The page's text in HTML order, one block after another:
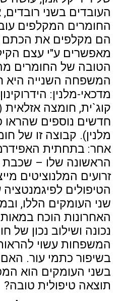
העובדים בשני
החומרים המקלפים
הם מקלפים את הכתם
מאפשרים ע"י עצם
הטובה של החומרים
המשפחה השנייה היא
מדכאי-מלנין:
קוג`ית, חומצה אזלאית
חדשים נוספים שהראו
מלנין). קבוצה זו של
אחר: בתחתית
הראשונה שלו – שכבת
זרועים המלנוציטים
הטיפולים
שני העומקים הללו,
האחרונות הוכח
נכונה ושילוב נכון של
המשפחות עשוי
בשיפור כתמי עור.
בשני העומקים הוא
תוצאה טיפולית טובה?